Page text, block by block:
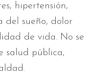
hipertensión,
del sueño, dolor
de vida. No se
salud pública,